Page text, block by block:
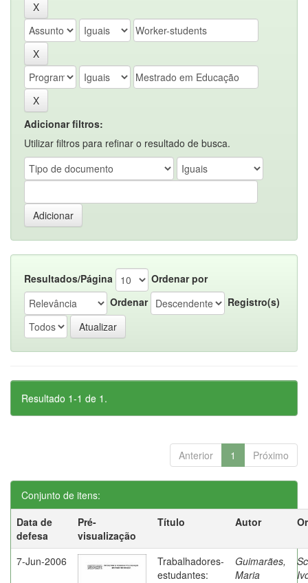
Adicionar filtros:
Utilizar filtros para refinar o resultado de busca.
Resultados/Página
Ordenar por
Ordenar
Registro(s)
Resultado 1-1 de 1.
Anterior 1 Próximo
Conjunto de itens:
Data de
defesa
Pré-
visualização
Título Autor
7-Jun-2006
Trabalhadores-
estudantes:
Guimarães,
Maria